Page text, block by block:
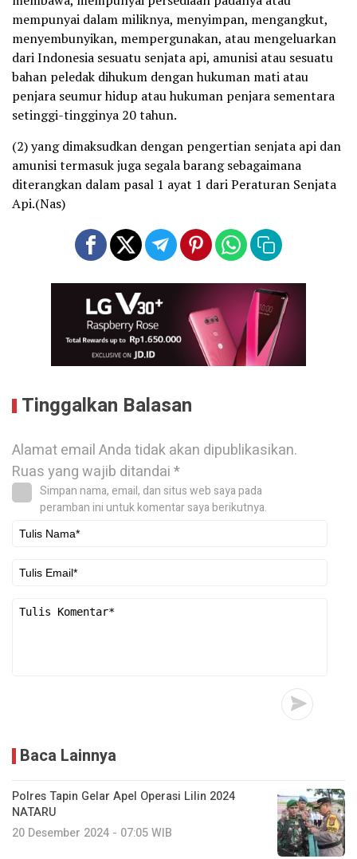
mempunyai dalam miliknya, menyimpan, mengangkut,
menyembunyikan, mempergunakan, atau mengeluarkan
dari Indonesia sesuatu senjata api, amunisi atau sesuatu
bahan peledak dihukum dengan hukuman mati atau
penjara seumur hidup atau hukuman penjara sementara
setinggi-tingginya 20 tahun.
(2) yang dimaksudkan dengan pengertian senjata api dan
amunisi termasuk juga segala barang sebagaimana
diterangkan dalam pasal 1 ayat 1 dari Peraturan Senjata
Api.(Nas)
Tinggalkan Balasan
Alamat email Anda tidak akan dipublikasikan.
Ruas yang wajib ditandai*
Simpan nama, email, dan situs web saya pada
peramban ini untuk komentar saya berikutnya.
Baca Lainnya
Polres Tapin Gelar Apel Operasi Lilin 2024
NATARU
20 Desember 2024 - 07:05 WIB